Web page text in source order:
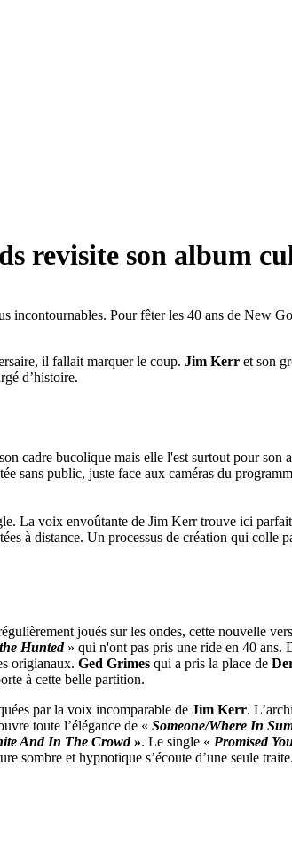
revisite son album
incontournables. Pour fêter les 40 ans de New
il fallait marquer le coup. Jim Kerr et son
d’histoire.
cadre bucolique mais elle l'est surtout pour son
sans public, juste face aux caméras du
La voix envoûtante de Jim Kerr trouve ici
à distance. Un processus de création qui colle
joués sur les ondes, cette nouvelle
Hunted » qui n'ont pas pris une ride en 40 ans.
origianaux. Ged Grimes qui a pris la place de
à cette belle partition.
par la voix incomparable de Jim Kerr.
toute l’élégance de « Someone/Where In
And In The Crowd ». Le single « Promised
sombre et hypnotique s’écoute d’une seule